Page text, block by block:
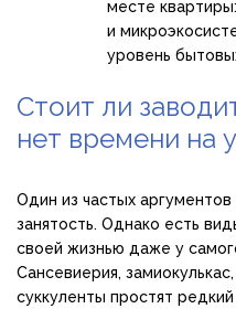
месте
и
уровень
Стоит ли
нет времени на
Один из частых
занятость. Однако есть
своей жизнью даже у
Сансевиерия,
суккуленты простят